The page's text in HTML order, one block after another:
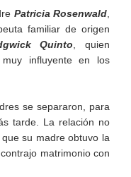
Patricia Rosenwald
familiar de origen
Quinto , quien
influyente en los
se separaron, para
tarde. La relación no
su madre obtuvo la
matrimonio con